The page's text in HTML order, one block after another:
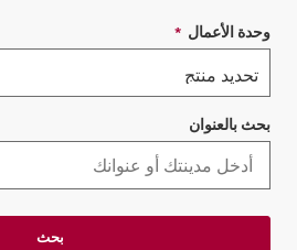
وحدة الأعمال *
بحث بالعنوان
بحث